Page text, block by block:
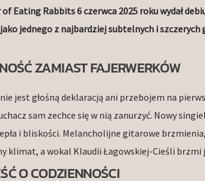
of Eating Rabbits 6 czerwca 2025 roku wydał
jednego z najbardziej subtelnych i
ZAMIAST FAJERWERKÓW
jest głośną deklaracją ani przebojem na
sam zechce się w nią zanurzyć. Nowy
i bliskości. Melancholijne gitarowe
klimat, a wokal Klaudii Łagowskiej-Cieśli brzmi
O CODZIENNOŚCI